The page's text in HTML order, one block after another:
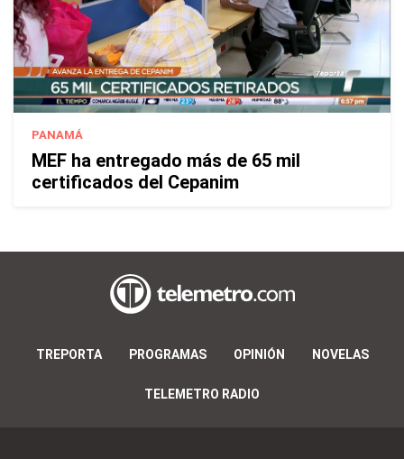
PANAMÁ
MEF ha entregado más de 65 mil
certificados del Cepanim
TREPORTA PROGRAMAS OPINIÓN NOVELAS
TELEMETRO RADIO